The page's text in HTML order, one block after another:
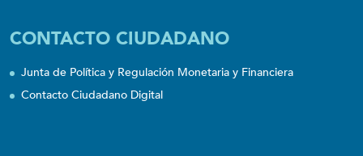
CONTACTO CIUDADANO
Junta de Política y Regulación Monetaria y Financiera
Contacto Ciudadano Digital